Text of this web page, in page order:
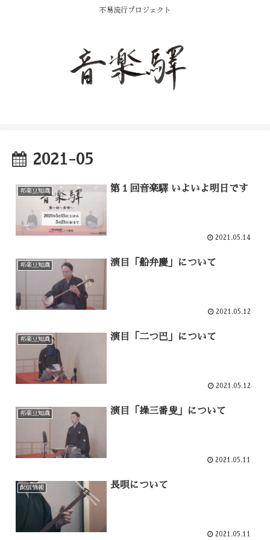
不易流行プロジェクト
2021-05
邦楽豆知識 第１回音楽驛 いよいよ明日です
2021.05.14
邦楽豆知識 演目「船弁慶」について
2021.05.12
邦楽豆知識 演目「二つ巴」について
2021.05.12
邦楽豆知識 演目「操三番叟」について
2021.05.11
配信情報 長唄について
2021.05.11